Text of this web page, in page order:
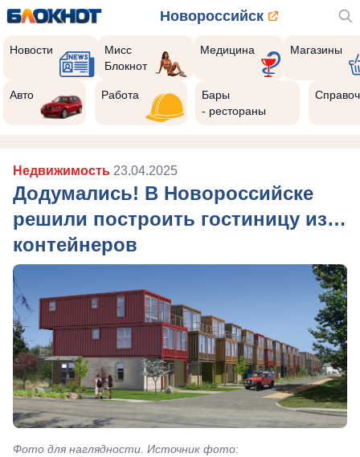
Новороссийск
Новости
Мисс
Блокнот
Медицина Магазины
Авто Работа
Бары
- рестораны
Недвижимость 23.04.2025
Додумались! В Новороссийске
решили построить гостиницу из…
контейнеров
Фото для наглядности. Источник фото: